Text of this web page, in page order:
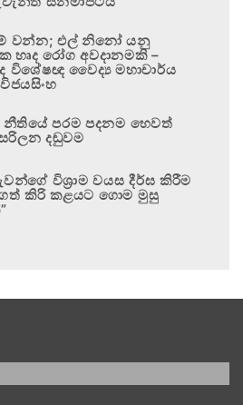
වන්න; එල් නිනෝ යනු
හෘද රෝග අවදානමකි –
විශේෂඥ වෛද්‍ය මහාචාර්ය
නීතියේ පරම පදනම හෙවත්
දඬුවම
විශ්‍රාම වයස දීර්ඝ කිරීම
කිරි කළයට ගොම මුසු